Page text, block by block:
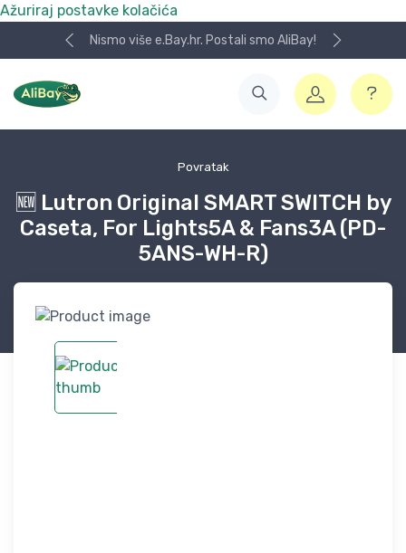
Ažuriraj postavke kolačića
Nismo više e.Bay.hr. Postali smo AliBay!
Povratak
🆕 Lutron Original SMART SWITCH by
Caseta, For Lights5A & Fans3A (PD-
5ANS-WH-R)